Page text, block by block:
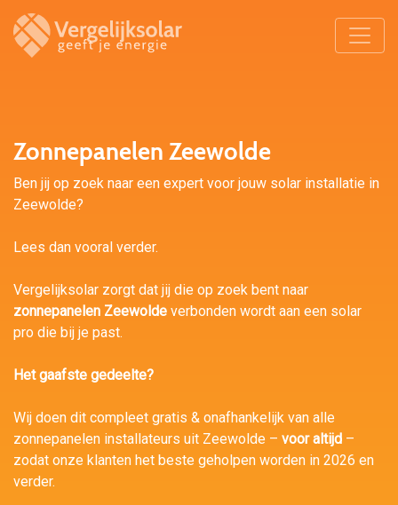
Zonnepanelen Zeewolde
Ben jij op zoek naar een expert voor jouw solar installatie in
Zeewolde?
Lees dan vooral verder.
Vergelijksolar zorgt dat jij die op zoek bent naar
zonnepanelen Zeewolde verbonden wordt aan een solar
pro die bij je past.
Het gaafste gedeelte?
Wij doen dit compleet gratis & onafhankelijk van alle
zonnepanelen installateurs uit Zeewolde – voor altijd –
zodat onze klanten het beste geholpen worden in 2026 en
verder.